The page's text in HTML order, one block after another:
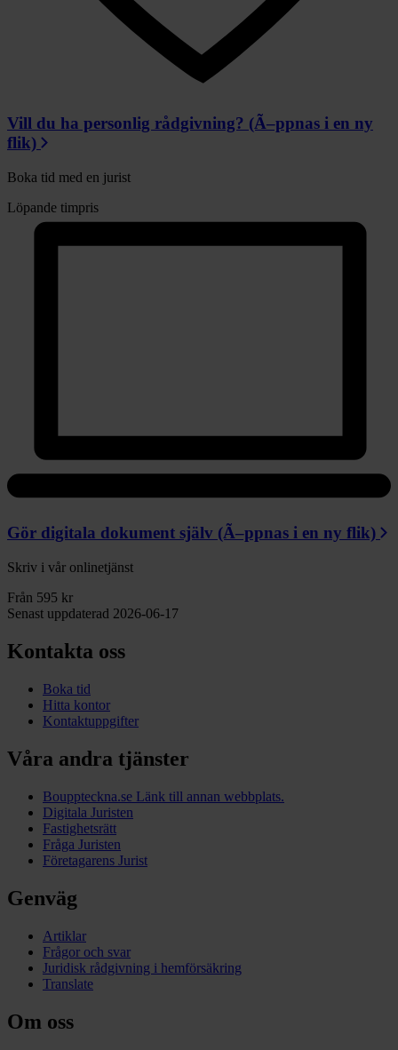
Vill du ha personlig rådgivning? (Ã–ppnas i en ny
flik)
Boka tid med en jurist
Löpande timpris
Gör digitala dokument själv (Ã–ppnas i en ny flik)
Skriv i vår onlinetjänst
Från 595 kr
Senast uppdaterad 2026-06-17
Kontakta oss
Boka tid
Hitta kontor
Kontaktuppgifter
Våra andra tjänster
Bouppteckna.se Länk till annan webbplats.
Digitala Juristen
Fastighetsrätt
Fråga Juristen
Företagarens Jurist
Genväg
Artiklar
Frågor och svar
Juridisk rådgivning i hemförsäkring
Translate
Om oss